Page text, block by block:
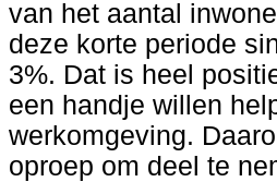
van het aantal
deze korte periode
3%. Dat is heel
een handje willen
werkomgeving.
oproep om deel te